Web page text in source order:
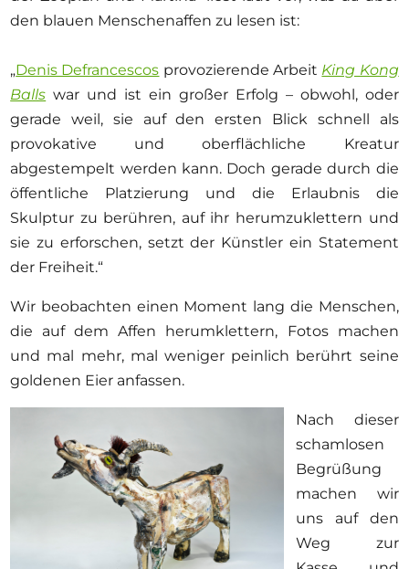
den blauen Menschenaffen zu lesen ist:
„Denis Defrancescos provozierende Arbeit King Kong
Balls war und ist ein großer Erfolg – obwohl, oder
gerade weil, sie auf den ersten Blick schnell als
provokative und oberflächliche Kreatur
abgestempelt werden kann. Doch gerade durch die
öffentliche Platzierung und die Erlaubnis die
Skulptur zu berühren, auf ihr herumzuklettern und
sie zu erforschen, setzt der Künstler ein Statement
der Freiheit.“
Wir beobachten einen Moment lang die Menschen,
die auf dem Affen herumklettern, Fotos machen
und mal mehr, mal weniger peinlich berührt seine
goldenen Eier anfassen.
Nach dieser
schamlosen
Begrüßung
machen wir
uns auf den
Weg zur